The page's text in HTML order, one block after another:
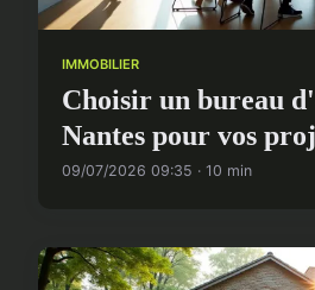
IMMOBILIER
Choisir un bureau
Nantes pour vos
09/07/2026 09:35 · 10 min